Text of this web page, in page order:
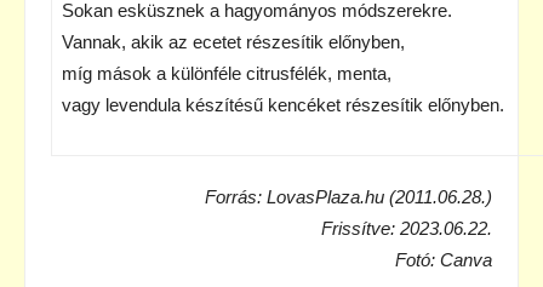
Sokan esküsznek a hagyományos módszerekre.
Vannak, akik az ecetet részesítik előnyben,
míg mások a különféle citrusfélék, menta,
vagy levendula készítésű kencéket részesítik előnyben.
Forrás: LovasPlaza.hu (2011.06.28.)
Frissítve: 2023.06.22.
Fotó: Canva